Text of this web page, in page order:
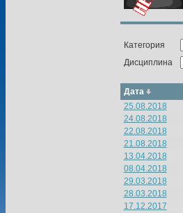
Категория
Дисциплина
Дата
25.08.2018
24.08.2018
22.08.2018
21.08.2018
13.04.2018
08.04.2018
29.03.2018
28.03.2018
17.12.2017